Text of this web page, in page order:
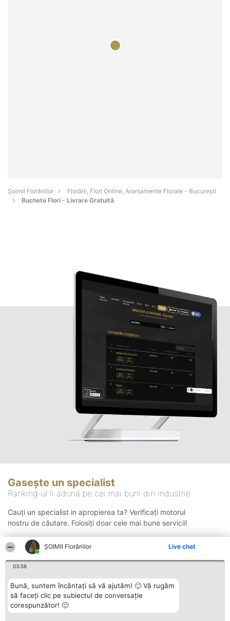
ȘOIMII Florăriilor Live chat
03:56
Bună, suntem încântați să vă ajutăm! 🙂 Vă rugăm
să faceți clic pe subiectul de conversație
corespunzător! 🙂
Șoimii Florăriilor
Florării, Flori Online, Aranjamente Florale - Bucureşti
Buchete Flori - Livrare Gratuită
Gasește un specialist
Ranking-ul îi adună pe cei mai buni din industrie
Cauți un specialist in apropierea ta? Verificați motorul
nostru de căutare. Folosiți doar cele mai bune servicii!